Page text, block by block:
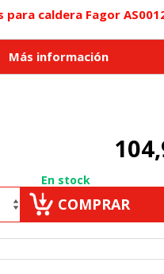
caldera Fagor
En stock
COMPRAR